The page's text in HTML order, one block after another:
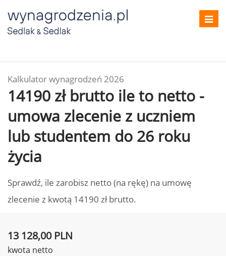
Kalkulator wynagrodzeń 2026
14190 zł brutto ile to netto -
umowa zlecenie z uczniem
lub studentem do 26 roku
życia
Sprawdź, ile zarobisz netto (na rękę) na umowę
zlecenie z kwotą 14190 zł brutto.
13 128,00 PLN
kwota netto